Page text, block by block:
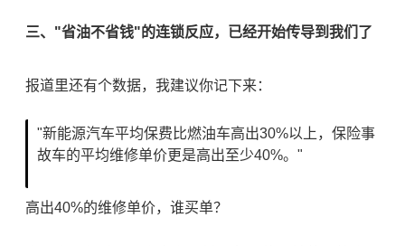
三、"省油不省钱"的连锁反应，已经开始传导到我们了
报道里还有个数据，我建议你记下来：
"新能源汽车平均保费比燃油车高出30%以上，保险事
故车的平均维修单价更是高出至少40%。"
高出40%的维修单价，谁买单？